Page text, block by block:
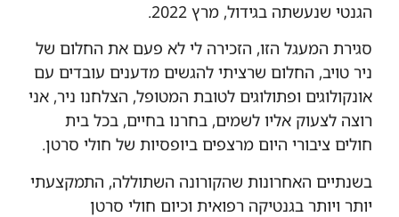
הגנטי שנעשתה בגידול, מרץ 2022.
סגירת המעגל הזו, הזכירה לי לא פעם את החלום של
ניר טויב, החלום שרציתי להגשים מדענים עובדים עם
אונקולוגים ופתולוגים לטובת המטופל, הצלחנו ניר, אני
רוצה לצעוק אליו לשמים, בחרנו בחיים, בכל בית
חולים ציבורי היום מרצפים ביופסיות של חולי סרטן.
בשנתיים האחרונות שהקורונה השתוללה, התמקצעתי
יותר ויותר בגנטיקה רפואית וכיום חולי סרטן